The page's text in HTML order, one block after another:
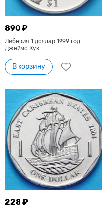
890 ₽
Либерия 1 доллар 1999 год.
Джеймс Кук
В корзину
228 ₽